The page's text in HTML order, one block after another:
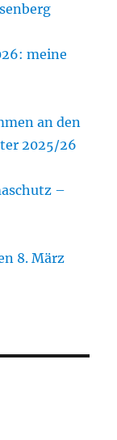
meine
an den
2025/26
–
8. März